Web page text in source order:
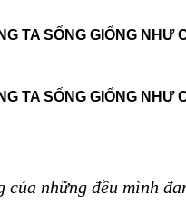
TA SỐNG GIỐNG NHƯ
TA SỐNG GIỐNG NHƯ
những đều mình